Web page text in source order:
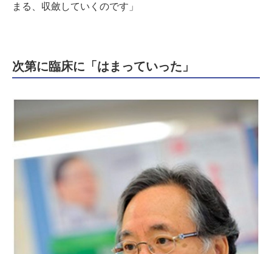
まる、収斂していくのです」
次第に臨床に「はまっていった」